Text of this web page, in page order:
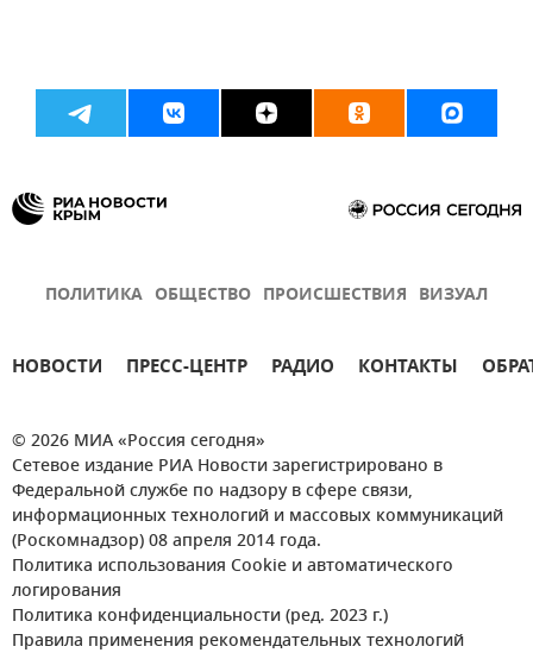
ПОЛИТИКА ОБЩЕСТВО ПРОИСШЕСТВИЯ ВИЗУАЛ
НОВОСТИ ПРЕСС-ЦЕНТР РАДИО КОНТАКТЫ
© 2026 МИА «Россия сегодня»
Сетевое издание РИА Новости зарегистрировано в
Федеральной службе по надзору в сфере связи,
информационных технологий и массовых коммуникаций
(Роскомнадзор) 08 апреля 2014 года.
Политика использования Cookie и автоматического
логирования
Политика конфиденциальности (ред. 2023 г.)
Правила применения рекомендательных технологий